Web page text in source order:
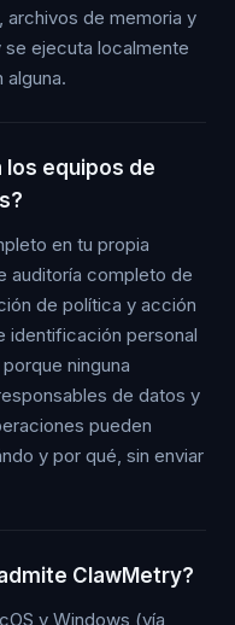
archivos de memoria y
ejecuta localmente
los equipos de
en tu propia
auditoría completo de
de política y acción
identificación personal
ninguna
de datos y
pueden
y por qué, sin enviar
ClawMetry?
y Windows (vía